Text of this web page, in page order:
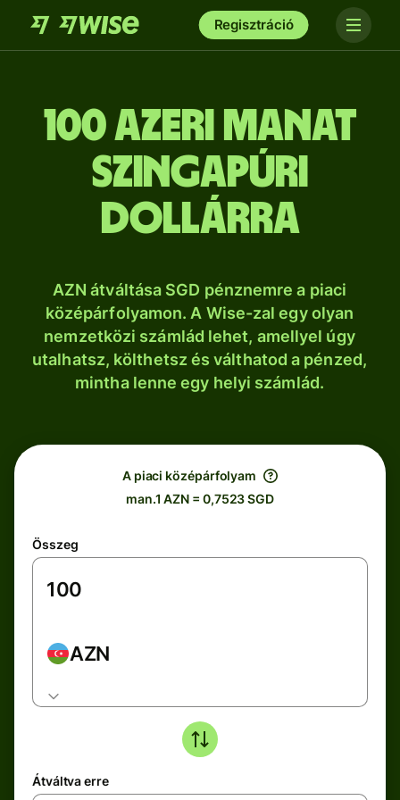
Regisztráció
100 azeri manat
szingapúri
dollárra
AZN átváltása SGD pénznemre a piaci
középárfolyamon. A Wise-zal egy olyan
nemzetközi számlád lehet, amellyel úgy
utalhatsz, költhetsz és válthatod a pénzed,
mintha lenne egy helyi számlád.
A piaci középárfolyam
man.1 AZN = 0,7523 SGD
Összeg
AZN
Átváltva erre